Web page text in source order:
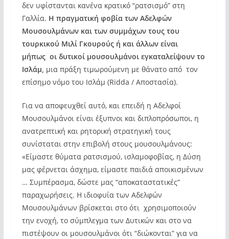
δεν υφίστανται κανένα κρατικό “ρατσισμό” στη
Γαλλία. Η πραγματική φοβία των Αδελφών
Μουσουλμάνων και των συμμάχων τους του
τουρκικού Mιλί Γκουρούς ή και άλλων είναι
μήπως οι δυτικοί μουσουλμάνοι εγκαταλείψουν το
Ισλάμ, μια πράξη τιμωρούμενη με θάνατο από τον
επίσημο νόμο του Ισλάμ (Ridda / Αποστασία).
Για να αποφευχθεί αυτό, και επειδή η Αδελφοί
Μουσουλμάνοι είναι έξυπνοι και διπλοπρόσωποι, η
ανατρεπτική και ρητορική στρατηγική τους
συνίσταται στην επιβολή στους μουσουλμάνους:
«Είμαστε θύματα ρατσισμού, ισλαμοφοβίας, η Δύση
μας φέρνεται άσχημα, είμαστε παιδιά αποικισμένων
… Συμπέρασμα, δώστε μας “αποκαταστατικές”
παραχωρήσεις. Η ιδιοφυΐα των Αδελφών
Μουσουλμάνων βρίσκεται στο ότι χρησιμοποιούν
την ενοχή, το σύμπλεγμα των Δυτικών και στο να
πιστέψουν οι μουσουλμάνοι ότι “διώκονται” για να